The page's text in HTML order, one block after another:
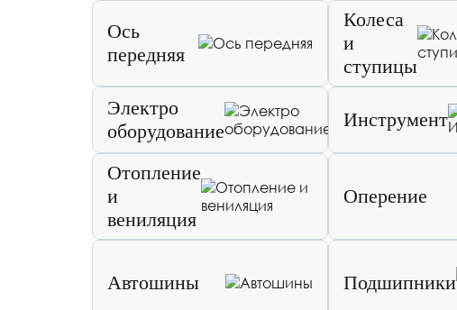
Ось
передняя
Колеса
и
ступицы
Электро
оборудование
Инструмент
Отопление
и
вениляция
Оперение
Автошины Подшипники